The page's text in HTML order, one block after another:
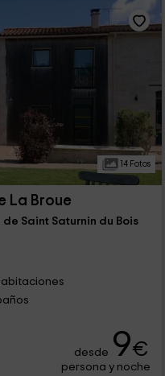
14 Fotos
La Broue
Saint Saturnin du Bois
desde 9€
persona y noche